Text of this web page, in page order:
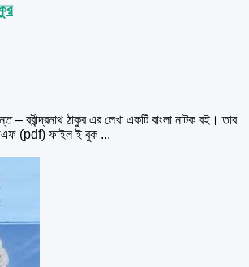
রবীন্দ্রনাথ ঠাকুর এর লেখা একটি বাংলা নাটক বই। তার
(pdf) ফাইল ই বুক ...